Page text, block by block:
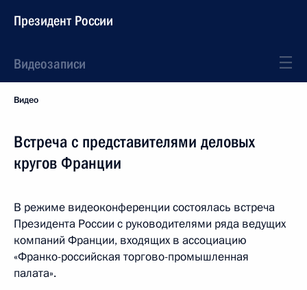
Президент России
Видеозаписи
Видео
Встреча с представителями деловых
кругов Франции
В режиме видеоконференции состоялась встреча
Президента России с руководителями ряда ведущих
компаний Франции, входящих в ассоциацию
«Франко-российская торгово-промышленная
палата».